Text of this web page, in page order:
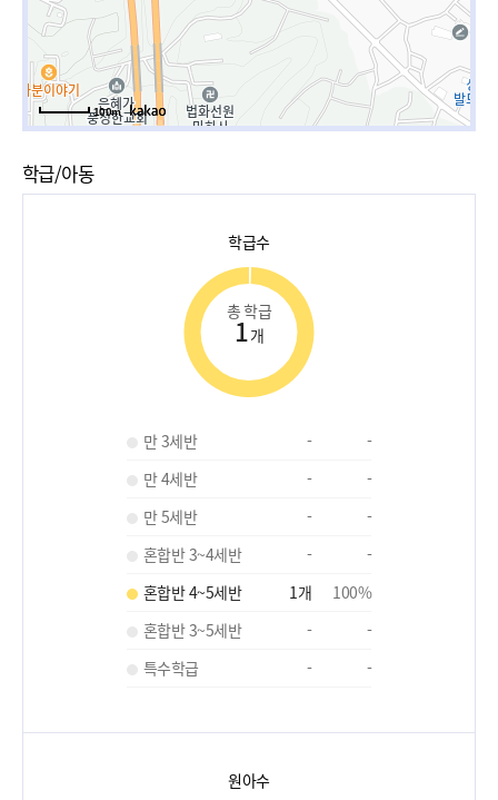
100m
학급/아동
학급수
총 학급
1개
만 3세반 -
-
만 4세반
-
-
만 5세반
-
-
혼합반 3~4세반
-
-
혼합반 4~5세반
1개 100%
혼합반 3~5세반
-
-
특수학급
- -
원아수